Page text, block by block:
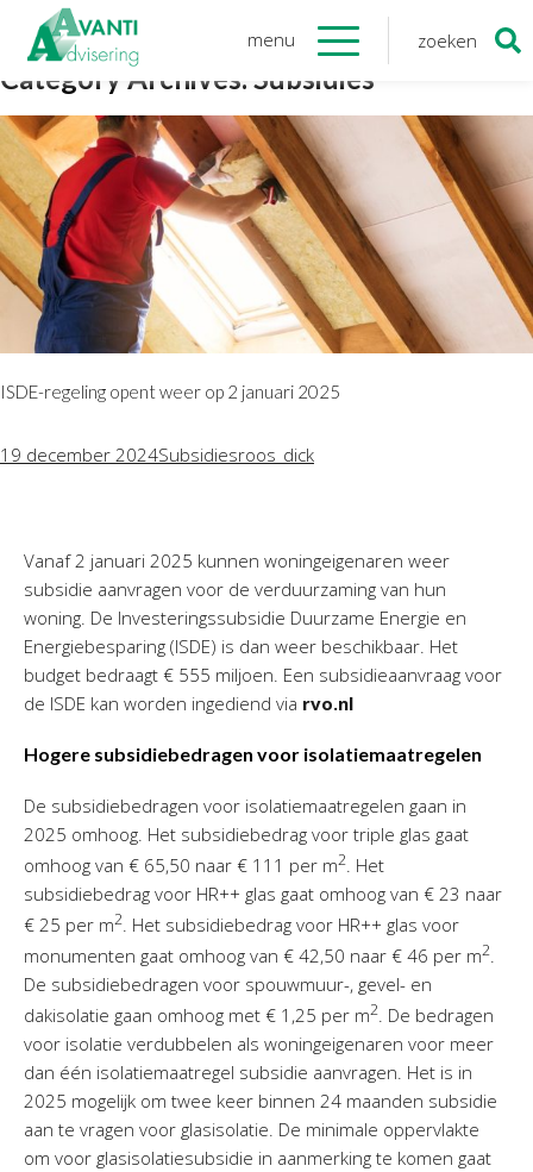
menu zoeken
Organisatie
Onze medewerkers
NOAB gecertificeerd
Algemene verordening
gegevensbescherming
Sponsoring
Vacatures
Onzediensten
Bedrijfseconomisch advies
Belastingadvies Purmerend
Online boekhouden
Nieuws& informatie
Nieuwsbrief
Nieuwsoverzicht
Handige links
Downloads
Contact
AvantiOnline
Twinfield – Boekhouden
BaseCone – Facturen
Visionplanner – Rapportage
Zoeken
naar:
Category Archives: Subsidies
ISDE-regeling opent weer op 2 januari 2025
19 december 2024Subsidiesroos_dick
Vanaf 2 januari 2025 kunnen woningeigenaren weer
subsidie aanvragen voor de verduurzaming van hun
woning. De Investeringssubsidie Duurzame Energie en
Energiebesparing (ISDE) is dan weer beschikbaar. Het
budget bedraagt € 555 miljoen. Een subsidieaanvraag voor
de ISDE kan worden ingediend via rvo.nl
Hogere subsidiebedragen voor isolatiemaatregelen
De subsidiebedragen voor isolatiemaatregelen gaan in
2025 omhoog. Het subsidiebedrag voor triple glas gaat
omhoog van € 65,50 naar € 111 per m2. Het
subsidiebedrag voor HR++ glas gaat omhoog van € 23 naar
€ 25 per m2. Het subsidiebedrag voor HR++ glas voor
monumenten gaat omhoog van € 42,50 naar € 46 per m2.
De subsidiebedragen voor spouwmuur-, gevel- en
dakisolatie gaan omhoog met € 1,25 per m2. De bedragen
voor isolatie verdubbelen als woningeigenaren voor meer
dan één isolatiemaatregel subsidie aanvragen. Het is in
2025 mogelijk om twee keer binnen 24 maanden subsidie
aan te vragen voor glasisolatie. De minimale oppervlakte
om voor glasisolatiesubsidie in aanmerking te komen gaat